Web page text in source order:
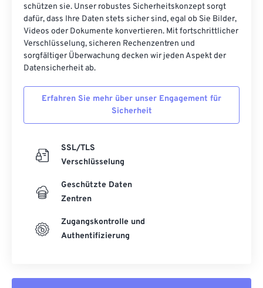
schützen sie. Unser robustes Sicherheitskonzept sorgt
dafür, dass Ihre Daten stets sicher sind, egal ob Sie Bilder,
Videos oder Dokumente konvertieren. Mit fortschrittlicher
Verschlüsselung, sicheren Rechenzentren und
sorgfältiger Überwachung decken wir jeden Aspekt der
Datensicherheit ab.
Erfahren Sie mehr über unser Engagement für
Sicherheit
SSL/TLS
Verschlüsselung
Geschützte Daten
Zentren
Zugangskontrolle und
Authentifizierung